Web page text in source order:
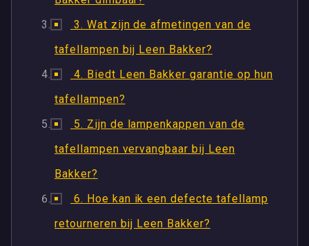
3. Wat zijn de afmetingen van de
tafellampen bij Leen Bakker?
4. Biedt Leen Bakker garantie op hun
tafellampen?
5. Zijn de lampenkappen van de
tafellampen vervangbaar bij Leen
Bakker?
6. Hoe kan ik een defecte tafellamp
retourneren bij Leen Bakker?